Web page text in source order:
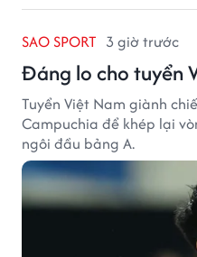
SAO SPORT 3 giờ trước
Đáng lo cho tuyển
Tuyển Việt Nam giành
Campuchia để khép lại
ngôi đầu bảng A.